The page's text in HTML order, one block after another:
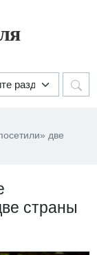
две
страны